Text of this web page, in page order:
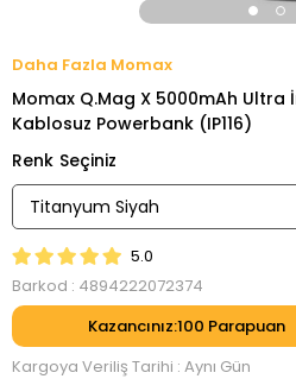
Momax
Momax Q.Mag X 5000mAh
Kablosuz Powerbank (IP116)
Renk
5.0
Barkod : 4894222072374
Kazancınız:100
Kargoya Veriliş Tarihi : Aynı Gün